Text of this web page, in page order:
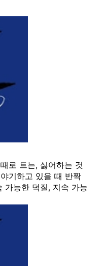
로 트는, 싫어하는 것
기하고 있을 때 반짝
가능한 덕질, 지속 가능